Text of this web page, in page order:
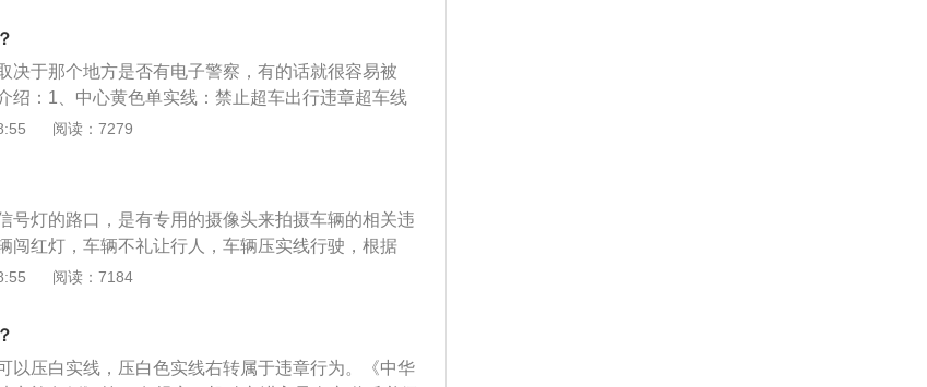
3、超过20%不超过50%：处罚款，扣6分。4、超过
决于那个地方是否有电子警察，有的话就很容易被
绍：1、中心黄色单实线：禁止超车出行违章超车线
车辆跨线超车或压线驾驶。2、黄色虚实线：中心黄
超车或向左转弯。3、中心黄色双实线：中心黄色双
线超车或压线驾驶，用以划分左右行驶方向有两条或
央分隔带的道路。
阅读：7279
号灯的路口，是有专用的摄像头来拍摄车辆的相关违
闯红灯，车辆不礼让行人，车辆压实线行驶，根据
例，会被处以罚款200元，记三分。常见禁止的标
辆越线或压线行驶；3、导流线：白色实线组成的，
、网状线：禁止在网格区内停放车辆；5、黄色虚实
允许掉头的路口段，虚线侧允许车辆暂时越线或转
阅读：7184
以压白实线，压白色实线右转属于违章行为。《中华